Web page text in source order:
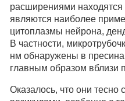
расширениями находятся
являются наиболее
цитоплазмы нейрона,
В частности,
нм обнаружены в
главным образом вблизи
Оказалось, что они тесно